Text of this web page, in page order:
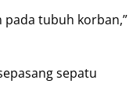
pada tubuh korban,”
sepatu